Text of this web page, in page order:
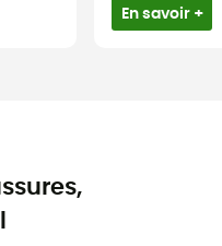
En savoir +